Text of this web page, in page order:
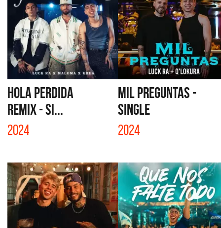
HOLA PERDIDA
REMIX - SI...
2024
MIL PREGUNTAS -
SINGLE
2024